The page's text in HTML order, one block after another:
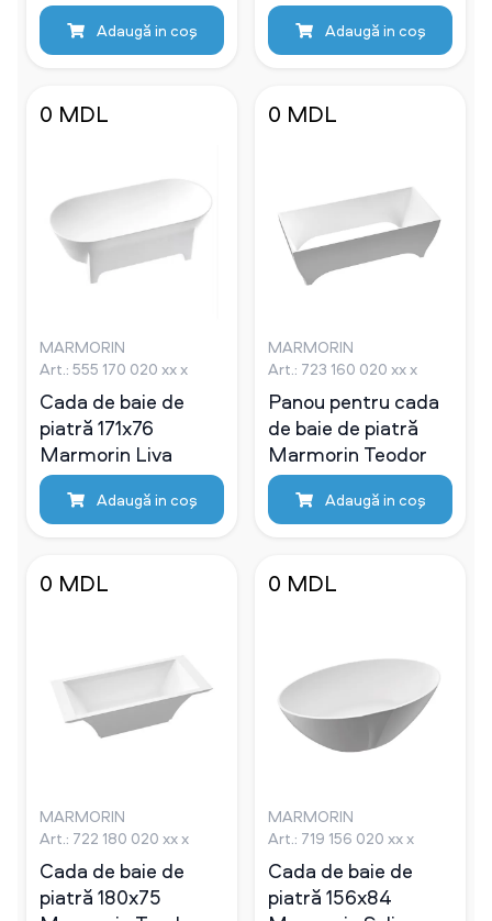
Adaugă in coş Adaugă in coş
0 MDL
MARMORIN
Art.: 555 170 020 xx x
Cada de baie de
piatră 171х76
Marmorin Liva
Adaugă in coş
0 MDL
MARMORIN
Art.: 723 160 020 xx x
Panou pentru cada
de baie de piatră
Marmorin Teodor
Adaugă in coş
0 MDL
MARMORIN
Art.: 722 180 020 xx x
Cada de baie de
piatră 180х75
0 MDL
MARMORIN
Art.: 719 156 020 xx x
Cada de baie de
piatră 156х84